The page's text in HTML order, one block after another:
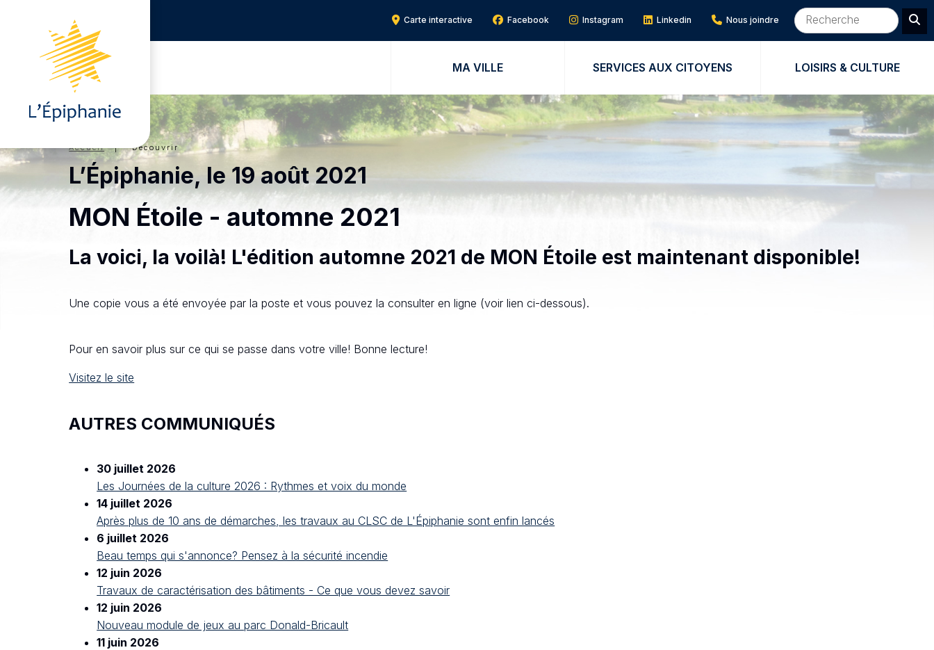
Carte interactive Facebook Instagram Linkedin Nous joindre
MA VILLE SERVICES AUX CITOYENS LOISIRS & CULTURE
Accueil| Découvrir
L’Épiphanie, le 19 août 2021
MON Étoile - automne 2021
La voici, la voilà! L'édition automne 2021 de MON Étoile est maintenant disponible!
Une copie vous a été envoyée par la poste et vous pouvez la consulter en ligne (voir lien ci-dessous).
Pour en savoir plus sur ce qui se passe dans votre ville! Bonne lecture!
Visitez le site
AUTRES COMMUNIQUÉS
30 juillet 2026
Les Journées de la culture 2026 : Rythmes et voix du monde
14 juillet 2026
Après plus de 10 ans de démarches, les travaux au CLSC de L'Épiphanie sont enfin lancés
6 juillet 2026
Beau temps qui s'annonce? Pensez à la sécurité incendie
12 juin 2026
Travaux de caractérisation des bâtiments - Ce que vous devez savoir
12 juin 2026
Nouveau module de jeux au parc Donald-Bricault
11 juin 2026